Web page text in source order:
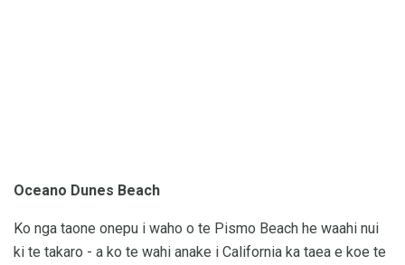
Oceano Dunes Beach
Ko nga taone onepu i waho o te Pismo Beach he waahi nui
ki te takaro - a ko te wahi anake i California ka taea e koe te